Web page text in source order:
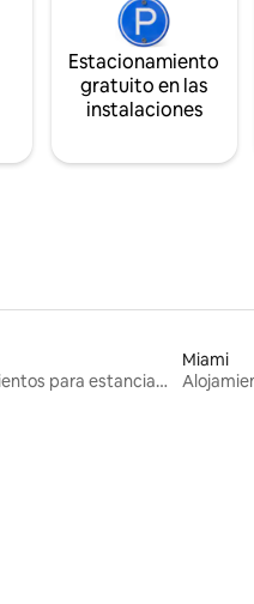
Estacionamiento
gratuito en las
instalaciones
Alojamientos para estancias largas
Miami